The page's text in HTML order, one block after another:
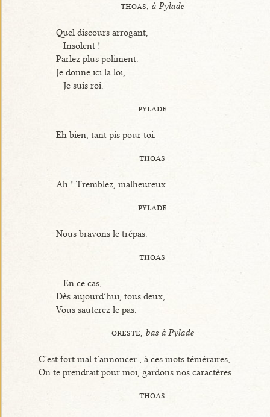
thoas, à Pylade
Quel discours arrogant,
Insolent !
Parlez plus poliment.
Je donne ici la loi,
Je suis roi.
pylade
Eh bien, tant pis pour toi.
thoas
Ah ! Tremblez, malheureux.
pylade
Nous bravons le trépas.
thoas
En ce cas,
Dès aujourd’hui, tous deux,
Vous sauterez le pas.
oreste, bas à Pylade
C’est fort mal t’annoncer ; à ces mots téméraires,
On te prendrait pour moi, gardons nos caractères.
thoas